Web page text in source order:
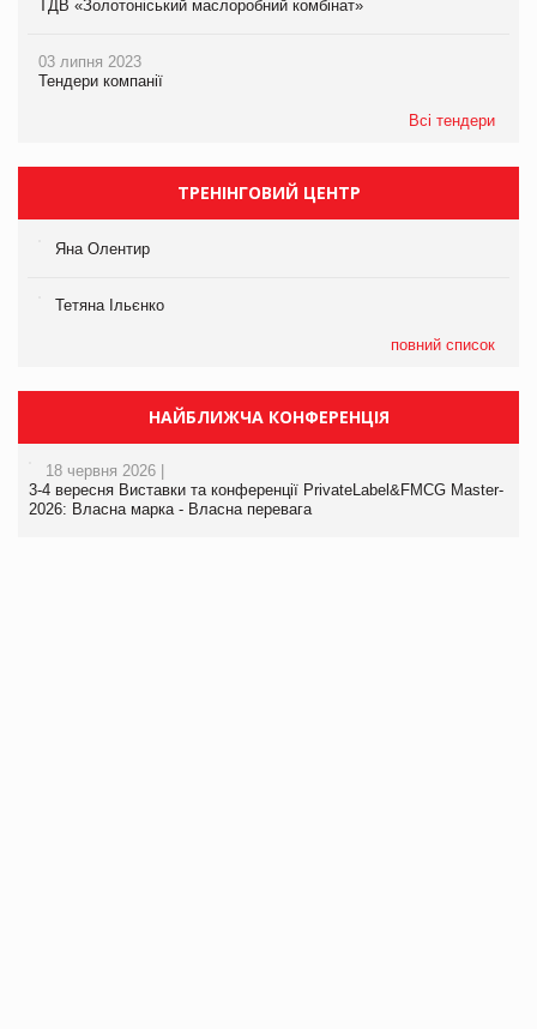
ТДВ «Золотоніський маслоробний комбінат»
03 липня 2023
Тендери компанії
Всі тендери
ТРЕНІНГОВИЙ ЦЕНТР
Яна Олентир
Тетяна Ільєнко
повний список
НАЙБЛИЖЧА КОНФЕРЕНЦІЯ
18 червня 2026 |
3-4 вересня Виставки та конференції PrivateLabel&FMCG Master-
2026: Власна марка - Власна перевага